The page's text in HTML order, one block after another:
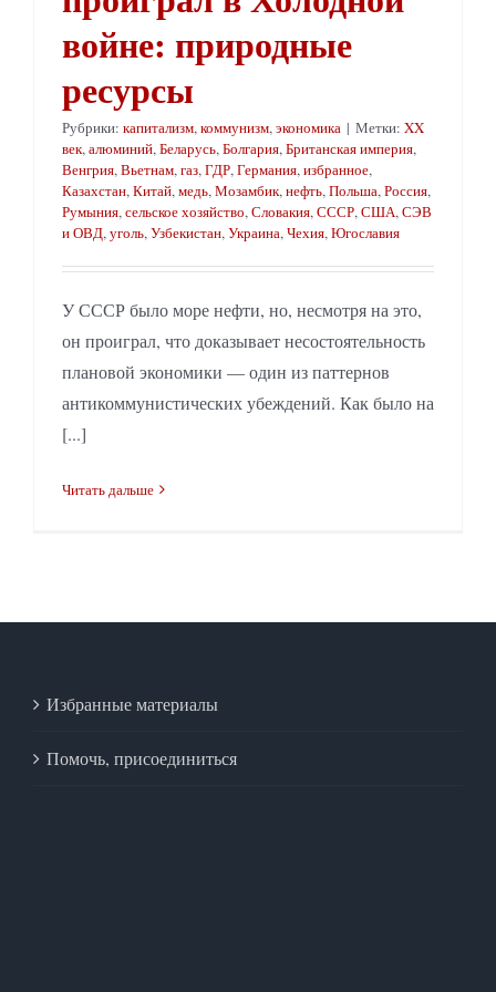
войне: природные
ресурсы
Рубрики: капитализм,коммунизм,экономика | Метки: XX
век,алюминий,Беларусь,Болгария,Британская империя,
Венгрия,Вьетнам,газ,ГДР,Германия,избранное,
Казахстан,Китай,медь,Мозамбик,нефть,Польша,Россия,
Румыния,сельское хозяйство,Словакия,СССР,США,СЭВ
и ОВД,уголь,Узбекистан,Украина,Чехия,Югославия
У СССР было море нефти, но, несмотря на это,
он проиграл, что доказывает несостоятельность
плановой экономики — один из паттернов
антикоммунистических убеждений. Как было на
[...]
Читать дальше
Избранные материалы
Помочь, присоединиться